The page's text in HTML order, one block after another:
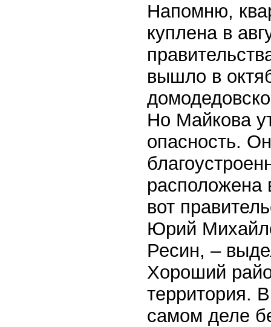
Напомню,
куплена в
вышло в
Но Майкова
опасность.
вот
Юрий
Ресин, –
Хороший
территория.
самом деле